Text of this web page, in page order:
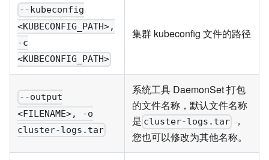
--kubeconfig
<KUBECONFIG_PATH>,
-c
<KUBECONFIG_PATH>
集群 kubeconfig 文件的路径
--output
<FILENAME>, -o
cluster-logs.tar
系统工具 DaemonSet 打包
的文件名称，默认文件名称
是 cluster-logs.tar
，
您也可以修改为其他名称。